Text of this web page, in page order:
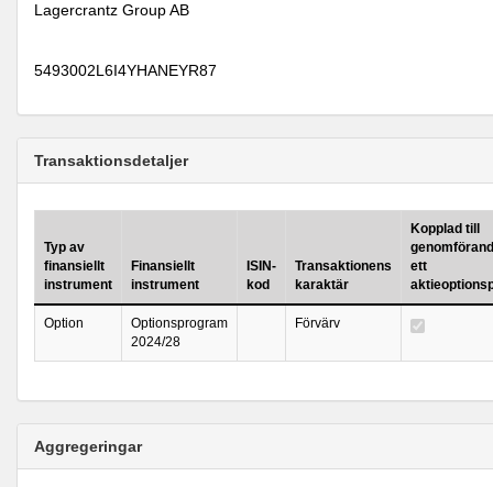
Lagercrantz Group AB
5493002L6I4YHANEYR87
Transaktionsdetaljer
Typ av
finansiellt
instrument
Finansiellt
instrument
ISIN-
kod
Transaktionens
karaktär
Kopplad till
ett
Option
Optionsprogram
2024/28
Förvärv
Aggregeringar